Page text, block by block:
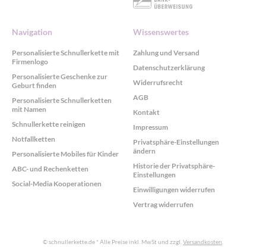
Navigation
Personalisierte Schnullerkette mit
Firmenlogo
Personalisierte Geschenke zur
Geburt finden
Personalisierte Schnullerketten
mit Namen
Schnullerkette reinigen
Notfallketten
Personalisierte Mobiles für Kinder
ABC- und Rechenketten
Social-Media Kooperationen
Wissenswertes
Zahlung und Versand
Datenschutzerklärung
Widerrufsrecht
AGB
Kontakt
Impressum
Privatsphäre-Einstellungen
ändern
Historie der Privatsphäre-
Einstellungen
Einwilligungen widerrufen
Vertrag widerrufen
© schnullerkette.de * Alle Preise inkl. MwSt und zzgl. Versandkosten